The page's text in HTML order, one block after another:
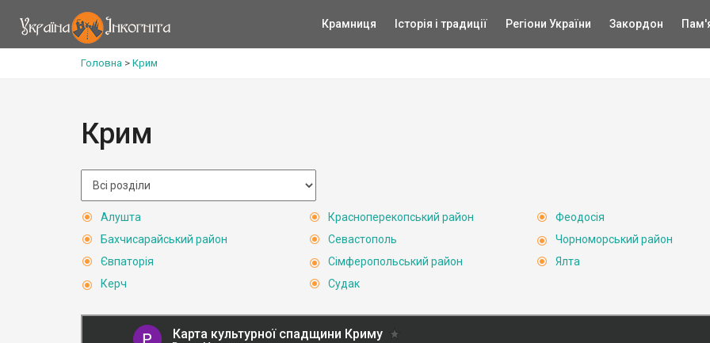
Крамниця Історія і традиції Регіони України Закордон
Головна > Крим
Крим
Алушта
Бахчисарайський район
Євпаторія
Керч
Красноперекопський район
Севастополь
Сімферопольський район
Судак
Феодосія
Чорноморський район
Ялта